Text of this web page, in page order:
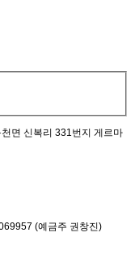
면 신복리 331번지 게르마
(예금주 권창진)